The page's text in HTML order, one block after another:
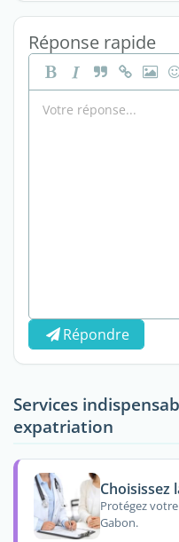
Réponse rapide
Répondre
Services
expatriation
Choisissez
Protégez
Gabon.